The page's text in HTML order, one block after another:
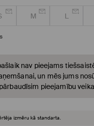
M L
nav pieejams
un mēs jums
pieejamību
izmēru kā standarta.